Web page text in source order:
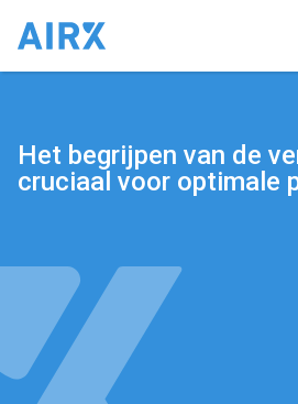
Het begrijpen van de
cruciaal voor optimale